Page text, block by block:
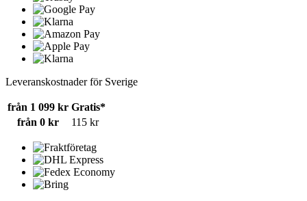
Leveranskostnader för Sverige
från 1 099 kr Gratis*
från 0 kr
115 kr